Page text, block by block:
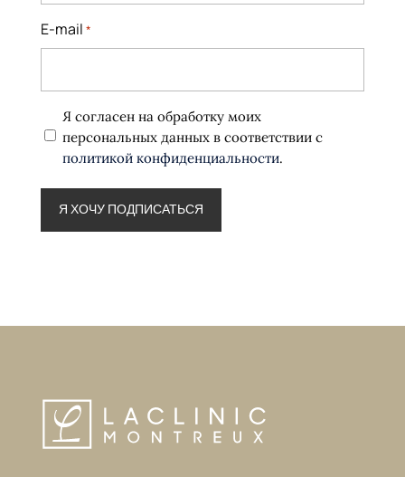
E-mail *
Политика
конфиденциальности
Я согласен на обработку моих
персональных данных в соответствии с
политикой конфиденциальности.